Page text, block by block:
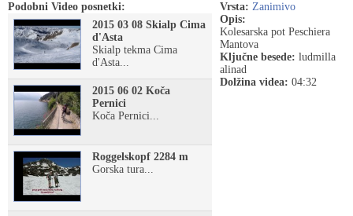
Podobni Video posnetki:
2015 03 08 Skialp Cima
d'Asta
Skialp tekma Cima
d'Asta...
2015 06 02 Koča
Pernici
Koča Pernici...
Roggelskopf 2284 m
Gorska tura...
Vrsta: Zanimivo
Opis:
Kolesarska pot Peschiera
Mantova
Ključne besede: ludmilla
alinad
Dolžina videa: 04:32